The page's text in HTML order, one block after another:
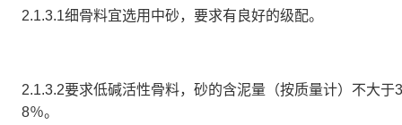
2.1.3.1细骨料宜选用中砂，要求有良好的级配。
2.1.3.2要求低碱活性骨料，砂的含泥量（按质量计）不大于
8％。